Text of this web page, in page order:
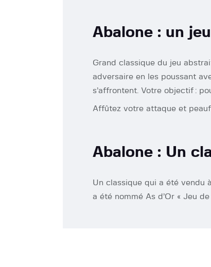
Abalone : un
Grand classique du jeu
adversaire en les poussant
s’affrontent. Votre objectif :
Affûtez votre attaque et
Abalone : Un
Un classique qui a été vendu
a été nommé As d’Or « Jeu